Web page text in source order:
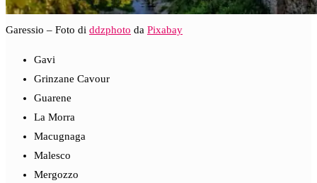
Garessio – Foto di ddzphoto da Pixabay
Gavi
Grinzane Cavour
Guarene
La Morra
Macugnaga
Malesco
Mergozzo